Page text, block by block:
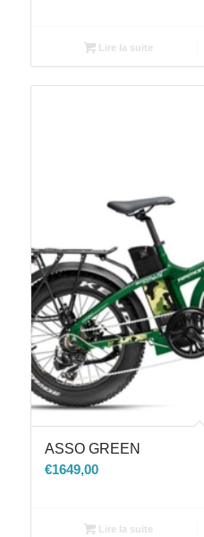
Lire la suite
ASSO GREEN
€1649,00
Lire la suite